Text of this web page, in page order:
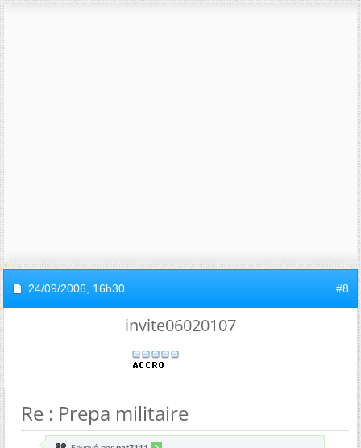
24/09/2006, 16h30 #8
invite06020107
Re : Prepa militaire